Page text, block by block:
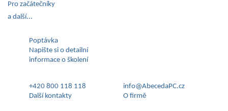
Pro začátečníky
a další...
Poptávka
Napište si o detailní
informace o školení
+420 800 118 118
info@AbecedaPC.cz
Další kontakty
O firmě